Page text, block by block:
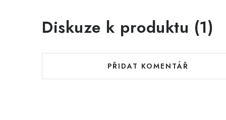
Diskuze k produktu (1)
PŘIDAT KOMENTÁŘ